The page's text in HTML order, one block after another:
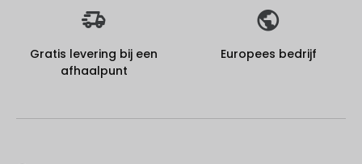
Gratis levering bij een
afhaalpunt
Europees bedrijf